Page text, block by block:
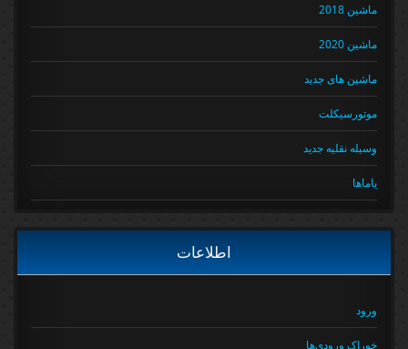
ماشین 2018
ماشین 2020
ماشین های جدید
موتورسیکلت
وسیله نقلیه جدید
یاماها
اطلاعات
ورود
خوراک ورودی‌ها